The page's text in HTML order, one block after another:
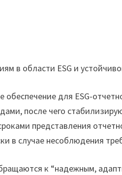
в области ESG и
для ESG-
после чего
представления
в случае несоблюдения
к “надежным,